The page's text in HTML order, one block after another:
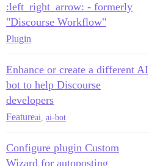
:left_right_arrow: - formerly
"Discourse Workflow"
Plugin
Enhance or create a different AI
bot to help Discourse
developers
Featureai ai-bot
Configure plugin Custom
Wizard for autoposting